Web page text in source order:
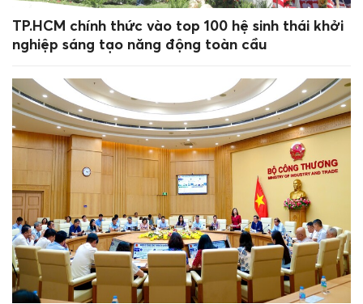
TP.HCM chính thức vào top 100 hệ sinh thái khởi
nghiệp sáng tạo năng động toàn cầu